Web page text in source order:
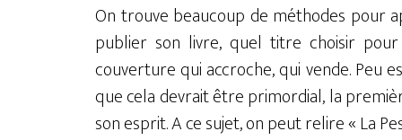
On trouve beaucoup de méthodes pour
publier son livre, quel titre choisir
couverture qui accroche, qui vende.
que cela devrait être primordial, la
son esprit. A ce sujet, on peut relire « La